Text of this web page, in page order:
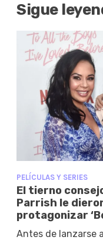
Sigue
PELÍCULAS Y SERIES
El tierno
Parrish le
protagonizar
Antes de lanzarse